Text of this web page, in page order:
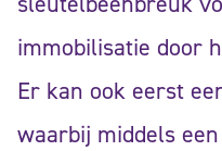
immobilisatie door
Er kan ook eerst
waarbij middels